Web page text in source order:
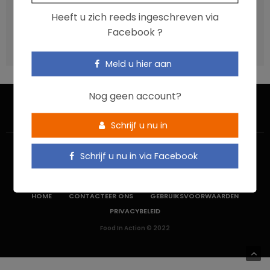
aanbevelingen?
aandachtspunt zijn?
Heeft u zich reeds ingeschreven via
Facebook ?
Meld u hier aan
Nog geen account?
Schrijf u nu in
Schrijf u nu in via Facebook
HOME CONTACTEER ONS
GEBRUIKSVOORWAARDEN
PRIVACYBELEID
Food In Action © 2022